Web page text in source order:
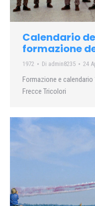
Calendario
formazione
1972 Di admin8235 24
Formazione e
Frecce Tricolori